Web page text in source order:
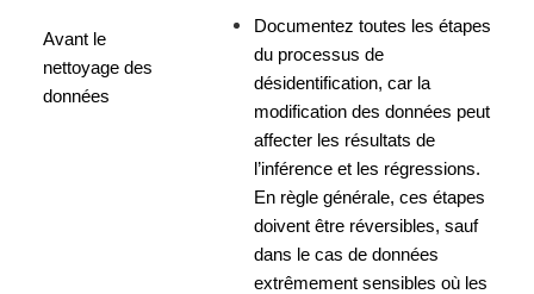
Avant le
nettoyage des
données
Documentez toutes les étapes
du processus de
désidentification, car la
modification des données peut
affecter les résultats de
l’inférence et les régressions.
En règle générale, ces étapes
doivent être réversibles, sauf
extrêmement sensibles où les